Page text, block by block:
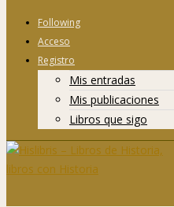
Following
Acceso
Registro
Mis entradas
Mis publicaciones
Libros que sigo